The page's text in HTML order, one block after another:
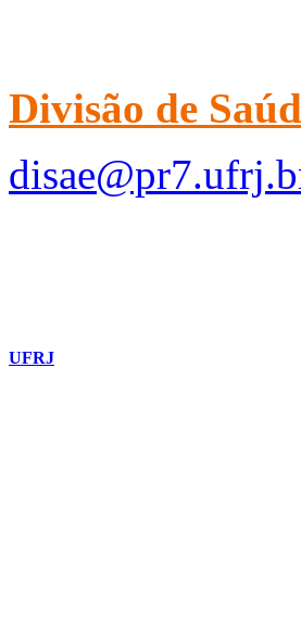
Divisão de
UFRJ